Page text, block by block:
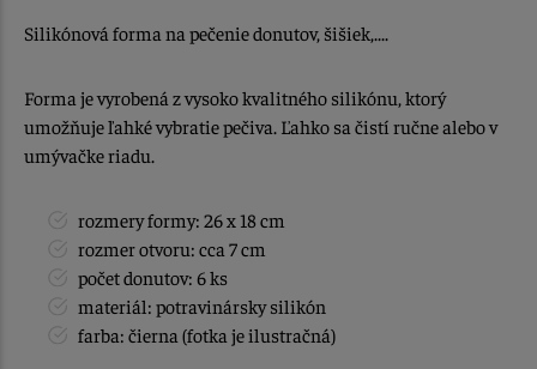
Silikónová forma na pečenie donutov, šišiek,....
Forma je vyrobená z vysoko kvalitného silikónu, ktorý
umožňuje ľahké vybratie pečiva. Ľahko sa čistí ručne alebo v
umývačke riadu.
rozmery formy: 26 x 18 cm
rozmer otvoru: cca 7 cm
počet donutov: 6 ks
materiál: potravinársky silikón
farba: čierna (fotka je ilustračná)